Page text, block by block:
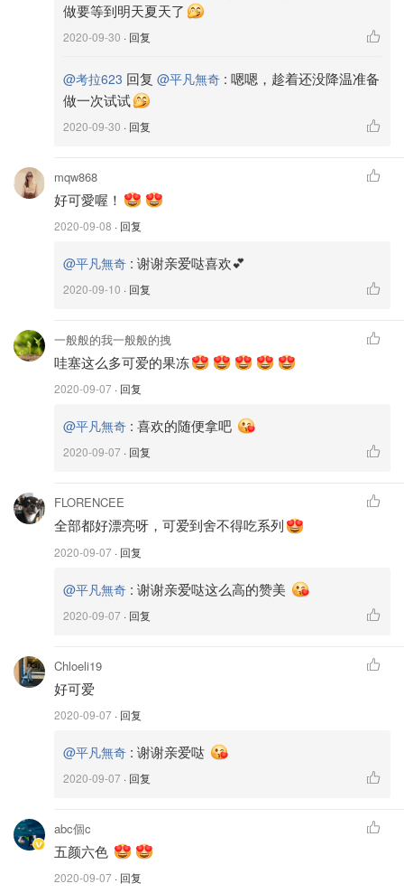
冰粉粉～冰粉是四川彭州的传统小吃，而冰粉
粉是用来制作冰粉的原料，中药材的种子制作
而成的，呈粉状，加适量水调成糊，凝固后就
变成冰粉了，是具有解暑功效的夏季保健食
一种提取自海藻的凝固剂，一般为条状，颜色
为灰白色，需要加热溶解，在40度以下就会凝
鱼胶粉～又称吉利丁粉，吉利T粉，是提取自鱼
膘，鱼皮加工制成的一种蛋白质凝胶。相对于
精，色素等添加成份，在制作过程中可以随心
所欲调整口味，加入咖啡，果汁，抹茶粉，椰
浆等制成各种风味独特的果冻，自己动手，不
必担心会有防腐剂等其他有害成份，吃的更放
做要等到明天夏天了
2020-09-30 · 回复
@考拉623 回复 @平凡無奇 : 嗯嗯，趁着还没降温准备
做一次试试
2020-09-30 · 回复
mqw868
好可愛喔！
2020-09-08 · 回复
@平凡無奇 : 谢谢亲爱哒喜欢💕
2020-09-10 · 回复
一般般的我一般般的拽
哇塞这么多可爱的果冻
2020-09-07 · 回复
@平凡無奇 : 喜欢的随便拿吧
2020-09-07 · 回复
FLORENCEE
全部都好漂亮呀，可爱到舍不得吃系列
2020-09-07 · 回复
@平凡無奇 : 谢谢亲爱哒这么高的赞美
2020-09-07 · 回复
Chloeli19
好可爱
2020-09-07 · 回复
@平凡無奇 : 谢谢亲爱哒
2020-09-07 · 回复
abc個c
五颜六色
2020-09-07 · 回复